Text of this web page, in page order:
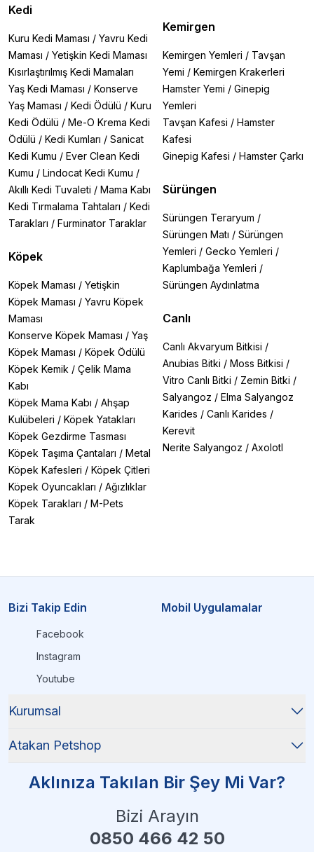
Kedi
Kuru Kedi Maması / Yavru Kedi
Maması / Yetişkin Kedi Maması
Kısırlaştırılmış Kedi Mamaları
Yaş Kedi Maması / Konserve
Yaş Maması / Kedi Ödülü / Kuru
Kedi Ödülü / Me-O Krema Kedi
Ödülü / Kedi Kumları / Sanicat
Kedi Kumu / Ever Clean Kedi
Kumu / Lindocat Kedi Kumu /
Akıllı Kedi Tuvaleti / Mama Kabı
Kedi Tırmalama Tahtaları / Kedi
Tarakları / Furminator Taraklar
Köpek
Köpek Maması / Yetişkin
Köpek Maması / Yavru Köpek
Maması
Konserve Köpek Maması / Yaş
Köpek Maması / Köpek Ödülü
Köpek Kemik / Çelik Mama
Kabı
Köpek Mama Kabı / Ahşap
Kulübeleri / Köpek Yatakları
Köpek Gezdirme Tasması
Köpek Taşıma Çantaları / Metal
Köpek Kafesleri / Köpek Çitleri
Köpek Oyuncakları / Ağızlıklar
Köpek Tarakları / M-Pets
Tarak
Kemirgen
Kemirgen Yemleri / Tavşan
Yemi / Kemirgen Krakerleri
Hamster Yemi / Ginepig
Yemleri
Tavşan Kafesi / Hamster
Kafesi
Ginepig Kafesi / Hamster Çarkı
Sürüngen
Sürüngen Teraryum /
Sürüngen Matı / Sürüngen
Yemleri / Gecko Yemleri /
Kaplumbağa Yemleri /
Sürüngen Aydınlatma
Canlı
Canlı Akvaryum Bitkisi /
Anubias Bitki / Moss Bitkisi /
Vitro Canlı Bitki / Zemin Bitki /
Salyangoz / Elma Salyangoz
Karides / Canlı Karides /
Kerevit
Nerite Salyangoz / Axolotl
Bizi Takip Edin
Facebook
Instagram
Youtube
Mobil Uygulamalar
Kurumsal
Atakan Petshop
Aklınıza Takılan Bir Şey Mi Var?
Bizi Arayın
0850 466 42 50